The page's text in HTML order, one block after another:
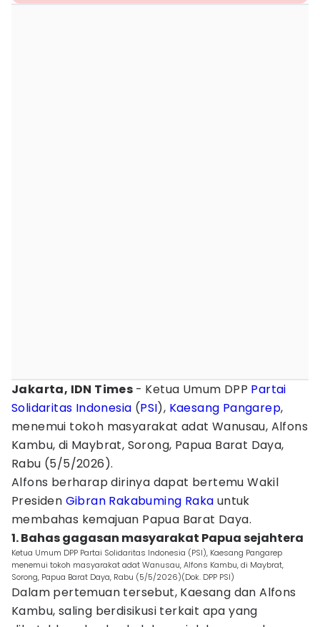
Jakarta, IDN Times - Ketua Umum DPP Partai
Solidaritas Indonesia (PSI), Kaesang Pangarep,
menemui tokoh masyarakat adat Wanusau, Alfons
Kambu, di Maybrat, Sorong, Papua Barat Daya,
Rabu (5/5/2026).
Alfons berharap dirinya dapat bertemu Wakil
Presiden Gibran Rakabuming Raka untuk
membahas kemajuan Papua Barat Daya.
1. Bahas gagasan masyarakat Papua sejahtera
Ketua Umum DPP Partai Solidaritas Indonesia (PSI), Kaesang Pangarep
menemui tokoh masyarakat adat Wanusau, Alfons Kambu, di Maybrat,
Sorong, Papua Barat Daya, Rabu (5/5/2026)(Dok. DPP PSI)
Dalam pertemuan tersebut, Kaesang dan Alfons
Kambu, saling berdisikusi terkait apa yang